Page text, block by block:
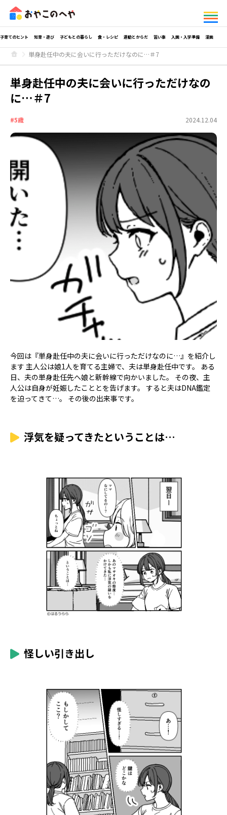
子育てのヒント 知育・遊び 子どもとの暮らし 食・レシピ 運動とからだ 習い事 入園・入学準備 漫画
単身赴任中の夫に会いに行っただけなのに…＃7
単身赴任中の夫に会いに行っただけなの
に…＃7
#5歳 2024.12.04
今回は『単身赴任中の夫に会いに行っただけなのに…』を紹介し
ます 主人公は娘1人を育てる主婦で、夫は単身赴任中です。 ある
日、夫の単身赴任先へ娘と新幹線で向かいました。 その夜、主
人公は自身が妊娠したこととを告げます。 すると夫はDNA鑑定
を迫ってきて…。 その後の出来事です。
浮気を疑ってきたということは…
怪しい引き出し